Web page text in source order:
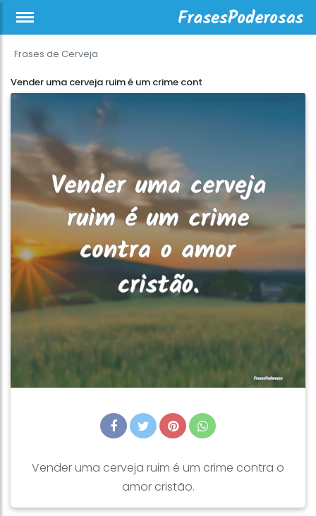
Frases de Cerveja
Vender uma cerveja ruim é um crime cont
Vender uma cerveja ruim é um crime contra o
amor cristão.